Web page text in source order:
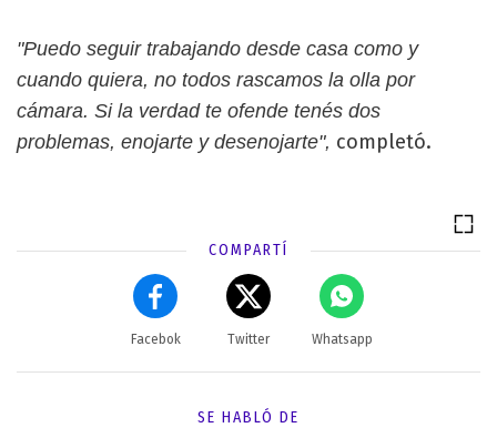
"Puedo seguir trabajando desde casa como y
cuando quiera, no todos rascamos la olla por
cámara. Si la verdad te ofende tenés dos
problemas, enojarte y desenojarte", completó.
COMPARTÍ
Facebok Twitter Whatsapp
SE HABLÓ DE